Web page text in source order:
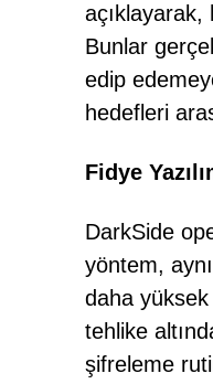
açıklayarak,
Bunlar
edip
hedefleri
Fidye
DarkSide
yöntem,
daha yüksek
tehlike
şifreleme